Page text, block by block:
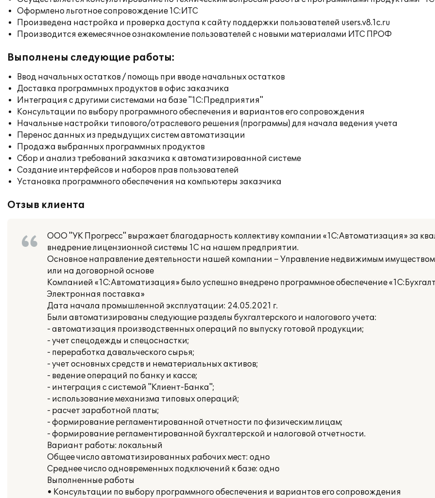
Оформлено льготное сопровождение 1С:ИТС
Произведена настройка и проверка доступа к сайту поддержки пользователей users.v8.1c.ru
Производится ежемесячное ознакомление пользователей с новыми материалами ИТС ПРОФ
Выполнены следующие работы:
Ввод начальных остатков / помощь при вводе начальных остатков
Доставка программных продуктов в офис заказчика
Интеграция с другими системами на базе "1С:Предприятия"
Консультации по выбору программного обеспечения и вариантов его сопровождения
Начальные настройки типового/отраслевого решения (программы) для начала ведения учета
Перенос данных из предыдущих систем автоматизации
Продажа выбранных программных продуктов
Сбор и анализ требований заказчика к автоматизированной системе
Создание интерфейсов и наборов прав пользователей
Установка программного обеспечения на компьютеры заказчика
Отзыв клиента
ООО "УК Прогресс" выражает благодарность коллективу компании «1С:Автоматизация» за
внедрение лицензионной системы 1С на нашем предприятии.
Основное направление деятельности нашей компании – Управление недвижимым
или на договорной основе
Компанией «1С:Автоматизация» было успешно внедрено программное обеспечение
Электронная поставка»
Дата начала промышленной эксплуатации: 24.05.2021 г.
Были автоматизированы следующие разделы бухгалтерского и налогового учета:
- автоматизация производственных операций по выпуску готовой продукции;
- учет спецодежды и спецоснастки;
- переработка давальческого сырья;
- учет основных средств и нематериальных активов;
- ведение операций по банку и кассе;
- интеграция с системой "Клиент-Банка";
- использование механизма типовых операций;
- расчет заработной платы;
- формирование регламентированной отчетности по физическим лицам;
- формирование регламентированной бухгалтерской и налоговой отчетности.
Вариант работы: локальный
Общее число автоматизированных рабочих мест: одно
Среднее число одновременных подключений к базе: одно
Выполненные работы
• Консультации по выбору программного обеспечения и вариантов его сопровождения